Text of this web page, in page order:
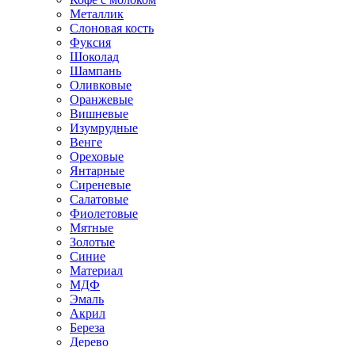
Металлик
Слоновая кость
Фуксия
Шоколад
Шампань
Оливковые
Оранжевые
Вишневые
Изумрудные
Венге
Ореховые
Янтарные
Сиреневые
Салатовые
Фиолетовые
Мятные
Золотые
Синие
Материал
МДФ
Эмаль
Акрил
Береза
Дерево